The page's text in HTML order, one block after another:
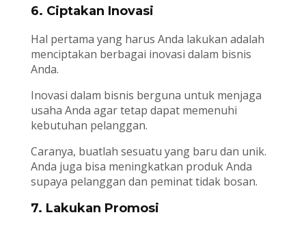
6. Ciptakan Inovasi
Hal pertama yang harus Anda lakukan adalah
menciptakan berbagai inovasi dalam bisnis
Anda.
Inovasi dalam bisnis berguna untuk menjaga
usaha Anda agar tetap dapat memenuhi
kebutuhan pelanggan.
Caranya, buatlah sesuatu yang baru dan unik.
Anda juga bisa meningkatkan produk Anda
supaya pelanggan dan peminat tidak bosan.
7. Lakukan Promosi